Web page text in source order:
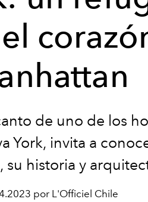
de uno de los
York, invita a
su historia y
por L'Officiel Chile